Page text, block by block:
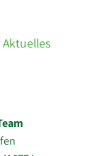
Aktuelles